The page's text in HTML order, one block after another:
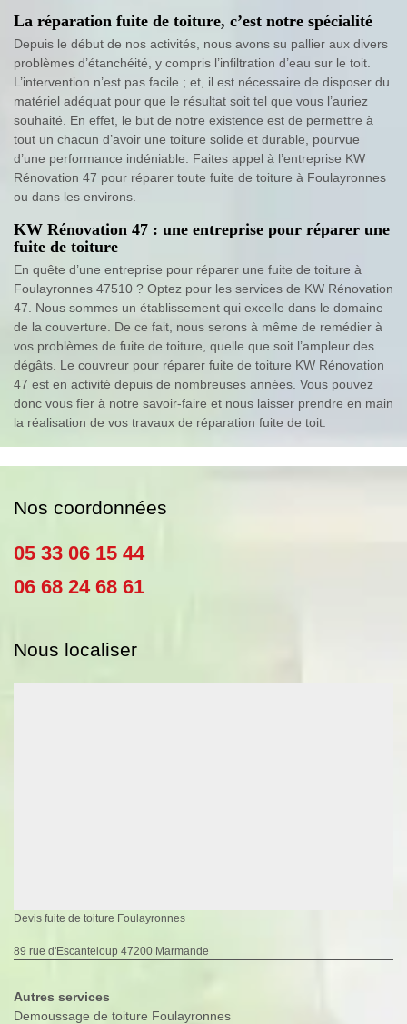
La réparation fuite de toiture, c’est notre spécialité
Depuis le début de nos activités, nous avons su pallier aux divers
problèmes d’étanchéité, y compris l’infiltration d’eau sur le toit.
L’intervention n’est pas facile ; et, il est nécessaire de disposer du
matériel adéquat pour que le résultat soit tel que vous l’auriez
souhaité. En effet, le but de notre existence est de permettre à
tout un chacun d’avoir une toiture solide et durable, pourvue
d’une performance indéniable. Faites appel à l’entreprise KW
Rénovation 47 pour réparer toute fuite de toiture à Foulayronnes
ou dans les environs.
KW Rénovation 47 : une entreprise pour réparer une
fuite de toiture
En quête d’une entreprise pour réparer une fuite de toiture à
Foulayronnes 47510 ? Optez pour les services de KW Rénovation
47. Nous sommes un établissement qui excelle dans le domaine
de la couverture. De ce fait, nous serons à même de remédier à
vos problèmes de fuite de toiture, quelle que soit l’ampleur des
dégâts. Le couvreur pour réparer fuite de toiture KW Rénovation
47 est en activité depuis de nombreuses années. Vous pouvez
donc vous fier à notre savoir-faire et nous laisser prendre en main
la réalisation de vos travaux de réparation fuite de toit.
Nos coordonnées
05 33 06 15 44
06 68 24 68 61
Nous localiser
Devis fuite de toiture Foulayronnes
89 rue d'Escanteloup 47200 Marmande
Autres services
Demoussage de toiture Foulayronnes